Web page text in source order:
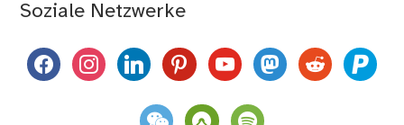
Soziale Netzwerke
facebookinstagramlinkedinpinterestyoutubemastodon
reddit paypal
weixin komootspotify